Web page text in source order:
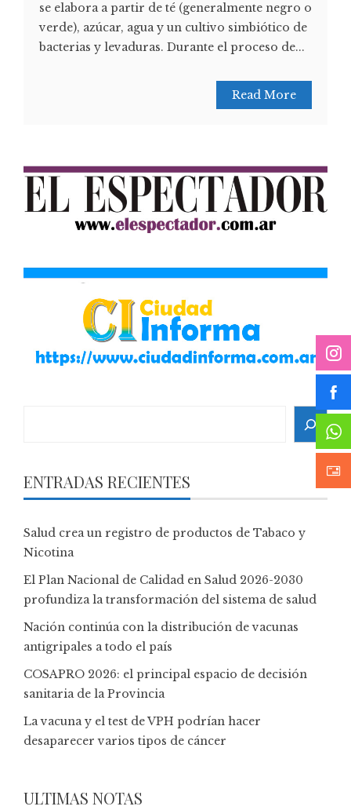
se elabora a partir de té (generalmente negro o
verde), azúcar, agua y un cultivo simbiótico de
bacterias y levaduras. Durante el proceso de...
Read More
ENTRADAS RECIENTES
Salud crea un registro de productos de Tabaco y
Nicotina
El Plan Nacional de Calidad en Salud 2026-2030
profundiza la transformación del sistema de salud
Nación continúa con la distribución de vacunas
antigripales a todo el país
COSAPRO 2026: el principal espacio de decisión
sanitaria de la Provincia
La vacuna y el test de VPH podrían hacer
desaparecer varios tipos de cáncer
ULTIMAS NOTAS